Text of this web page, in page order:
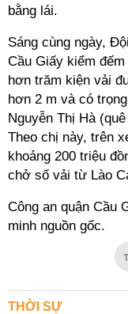
bằng lái.
Sáng cùng ngày,
Cầu Giấy kiểm
hơn trăm kiện vải
hơn 2 m và có
Nguyễn Thị Hà
Theo chị này, trên
khoảng 200 triệu
chở số vải từ Lào
Công an quận Cầu
minh nguồn gốc.
THỜI SỰ